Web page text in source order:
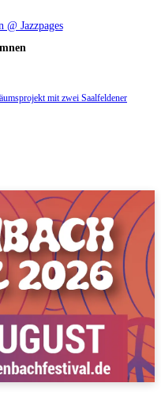
mit zwei Saalfeldener